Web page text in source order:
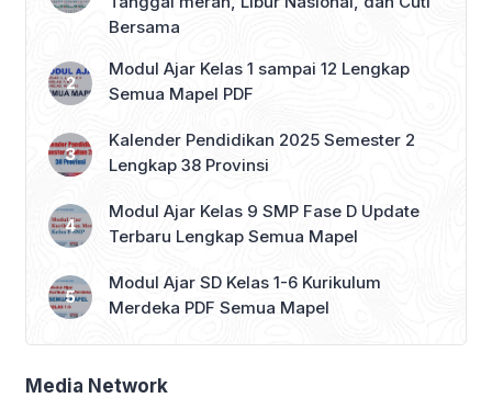
Bersama
Modul Ajar Kelas 1 sampai 12 Lengkap
Semua Mapel PDF
Kalender Pendidikan 2025 Semester 2
Lengkap 38 Provinsi
Modul Ajar Kelas 9 SMP Fase D Update
Terbaru Lengkap Semua Mapel
Modul Ajar SD Kelas 1-6 Kurikulum
Merdeka PDF Semua Mapel
Media Network